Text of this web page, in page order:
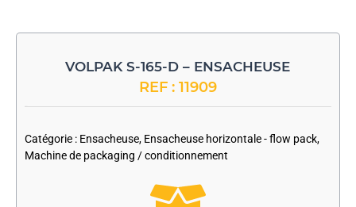
VOLPAK S-165-D – ENSACHEUSE
REF : 11909
-
Catégorie : Ensacheuse, Ensacheuse horizontale - flow pack,
Machine de packaging / conditionnement